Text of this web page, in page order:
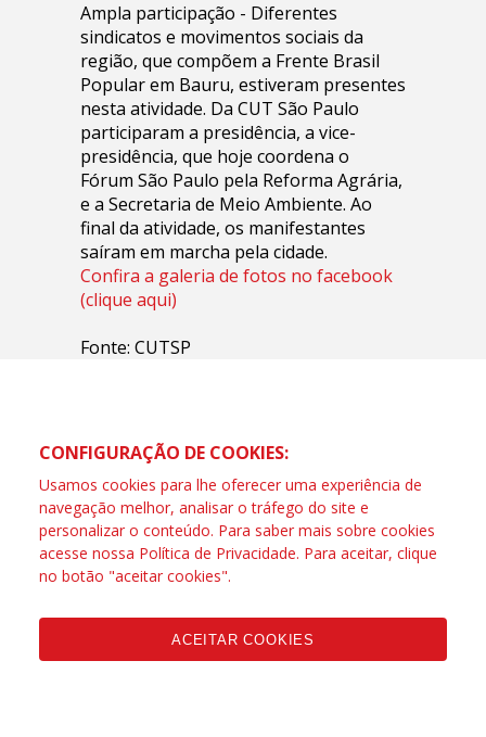
Ampla participação - Diferentes
sindicatos e movimentos sociais da
região, que compõem a Frente Brasil
Popular em Bauru, estiveram presentes
nesta atividade. Da CUT São Paulo
participaram a presidência, a vice-
presidência, que hoje coordena o
Fórum São Paulo pela Reforma Agrária,
e a Secretaria de Meio Ambiente. Ao
final da atividade, os manifestantes
saíram em marcha pela cidade.
Confira a galeria de fotos no facebook
(clique aqui)
Fonte: CUTSP
CONFIGURAÇÃO DE COOKIES:
Usamos cookies para lhe oferecer uma experiência de
navegação melhor, analisar o tráfego do site e
personalizar o conteúdo. Para saber mais sobre cookies
acesse nossa Política de Privacidade. Para aceitar, clique
no botão "aceitar cookies".
ACEITAR COOKIES